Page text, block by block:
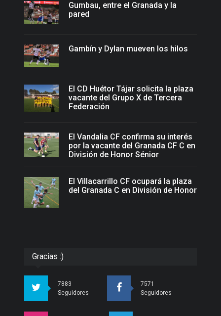
Gumbau, entre el Granada y la
pared
Gambín y Dylan mueven los hilos
El CD Huétor Tájar solicita la plaza
vacante del Grupo X de Tercera
Federación
El Vandalia CF confirma su interés
por la vacante del Granada CF C en
División de Honor Sénior
El Villacarrillo CF ocupará la plaza
del Granada C en División de Honor
Gracias :)
7883
Seguidores
7571
Seguidores